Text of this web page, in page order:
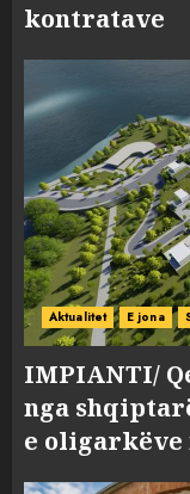
kontratave
Aktualitet E jona
IMPIANTI/
nga
e oligarkëve